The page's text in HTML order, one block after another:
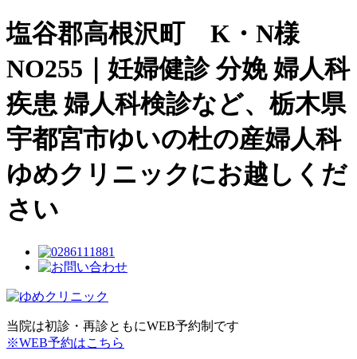
塩谷郡高根沢町 K・N様
NO255｜妊婦健診 分娩 婦人科
疾患 婦人科検診など、栃木県
宇都宮市ゆいの杜の産婦人科
ゆめクリニックにお越しくだ
さい
当院は初診・再診ともにWEB予約制です
※WEB予約はこちら